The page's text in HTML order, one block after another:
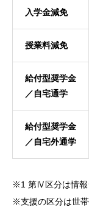
情報公開 プライバ
入学金減免
授業料減免
給付型奨学金
／自宅通学
給付型奨学金
／自宅外通学
※1 第Ⅳ区分は情報
※支援の区分は世帯